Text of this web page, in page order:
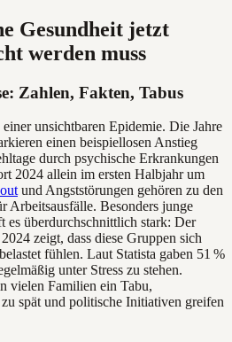
Gesundheit jetzt
werden muss
Zahlen, Fakten, Tabus
unsichtbaren Epidemie. Die Jahre
einen beispiellosen Anstieg
durch psychische Erkrankungen
2024 allein im ersten Halbjahr um
und Angststörungen gehören zu den
Arbeitsausfälle. Besonders junge
es überdurchschnittlich stark: Der
zeigt, dass diese Gruppen sich
fühlen. Laut Statista gaben 51 %
unter Stress zu stehen.
vielen Familien ein Tabu,
spät und politische Initiativen greifen